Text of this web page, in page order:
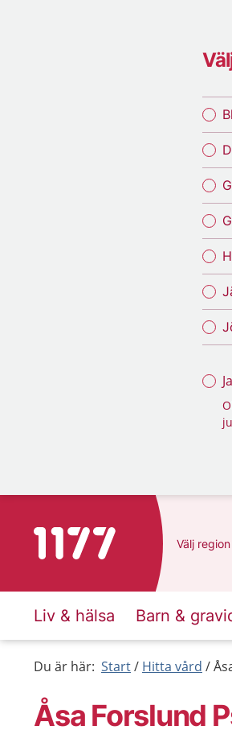
Till startsidan för 1177 Välj region
Liv & hälsa Barn &
Du är här: Start Hitta vård
Åsa Forslund